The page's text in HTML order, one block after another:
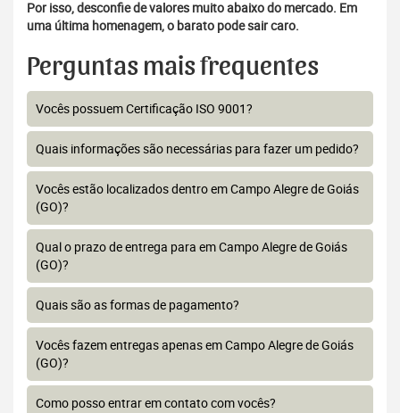
Por isso, desconfie de valores muito abaixo do mercado. Em
uma última homenagem, o barato pode sair caro.
Perguntas mais frequentes
Vocês possuem Certificação ISO 9001?
Quais informações são necessárias para fazer um pedido?
Vocês estão localizados dentro em Campo Alegre de Goiás
(GO)?
Qual o prazo de entrega para em Campo Alegre de Goiás
(GO)?
Quais são as formas de pagamento?
Vocês fazem entregas apenas em Campo Alegre de Goiás
(GO)?
Como posso entrar em contato com vocês?